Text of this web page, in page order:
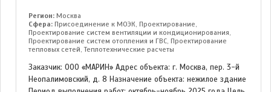
Регион: Москва
Сфера: Присоединение к МОЭК, Проектирование,
Проектирование систем вентиляции и кондиционирования,
Проектирование систем отопления и ГВС, Проектирование
тепловых сетей, Теплотехнические расчеты
Заказчик: ООО «МАРИН» Адрес объекта: г. Москва, пер. 3-й
Неопалимовский, д. 8 Назначение объекта: нежилое здание